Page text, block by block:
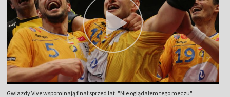
Gwiazdy Vive wspominają finał sprzed lat. "Nie oglądałem tego meczu"